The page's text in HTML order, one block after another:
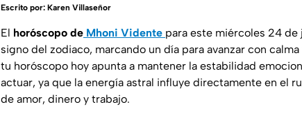
Escrito por: Karen Villaseñor
El horóscopo de Mhoni Vidente para este miércoles 24 de
signo del zodiaco, marcando un día para avanzar con
tu horóscopo hoy apunta a mantener la estabilidad
actuar, ya que la energía astral influye directamente en el
de amor, dinero y trabajo.